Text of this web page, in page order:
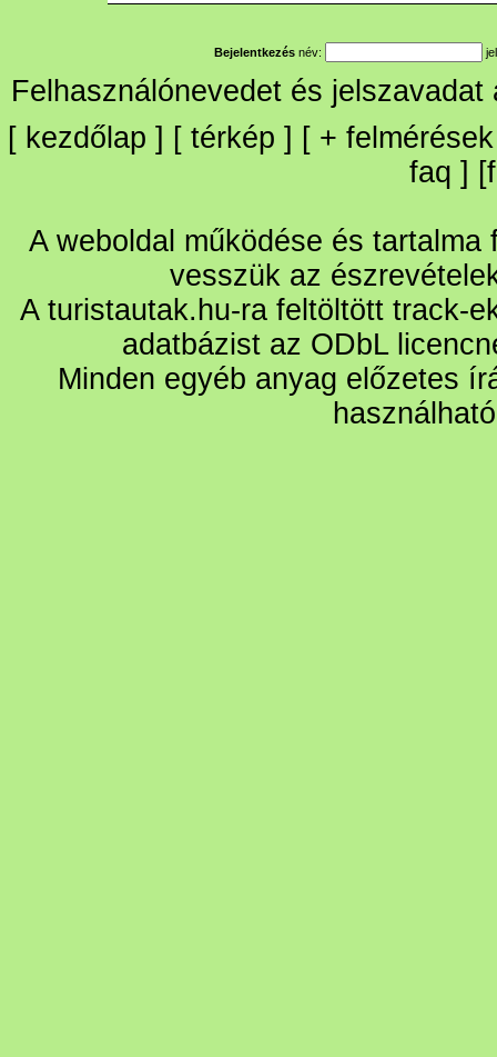
Bejelentkezés név:
Felhasználónevedet és
[ kezdőlap ] [ térkép ] [ + felmérések
faq ] [
A weboldal működése és
vesszük az
A turistautak.hu-ra feltöltött track-
adatbázist az ODbL
Minden egyéb anyag előzetes